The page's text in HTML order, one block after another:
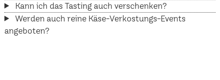
Kann ich das Tasting auch verschenken?
Werden auch reine Käse-Verkostungs-Events
angeboten?